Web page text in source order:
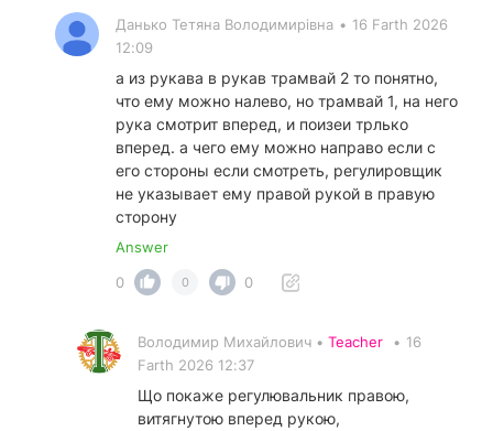
Данько Тетяна Володимирівна • 16 Farth 2026
12:09
а из рукава в рукав трамвай 2 то понятно,
что ему можно налево, но трамвай 1, на него
рука смотрит вперед, и поизеи трлько
вперед. а чего ему можно направо если с
его стороны если смотреть, регулировщик
не указывает ему правой рукой в правую
сторону
Answer
0
0 0
Володимир Михайлович • Teacher • 16
Farth 2026 12:37
Що покаже регулювальник правою,
витягнутою вперед рукою,